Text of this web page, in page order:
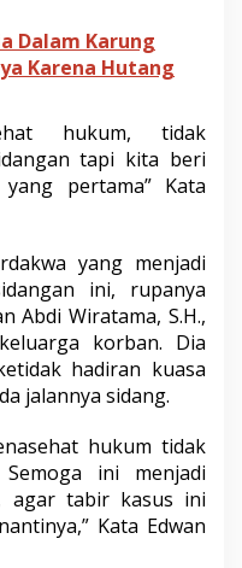
Dalam Karung
Karena Hutang
hukum, tidak
tapi kita beri
pertama” Kata
yang menjadi
ini, rupanya
Abdi Wiratama, S.H.,
korban. Dia
hadiran kuasa
jalannya sidang.
hukum tidak
ini menjadi
agar tabir kasus ini
Kata Edwan